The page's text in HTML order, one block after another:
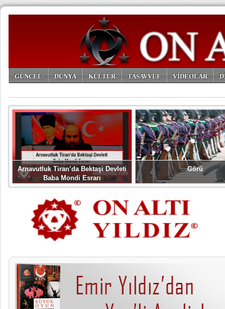
GÜNCEL DÜNYA KÜLTÜR TASAVVUF VİDEOLAR
Arnavutluk Tiran’da Bektaşi Devleti
Baba Mondi Esrarı
Görü